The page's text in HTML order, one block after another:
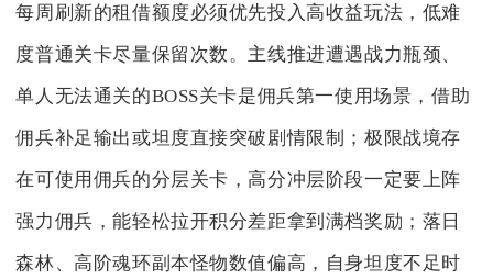
每周刷新的租借额度必须优先投入高收益玩法，低难
度普通关卡尽量保留次数。主线推进遭遇战力瓶颈、
单人无法通关的BOSS关卡是佣兵第一使用场景，借助
佣兵补足输出或坦度直接突破剧情限制；极限战境存
在可使用佣兵的分层关卡，高分冲层阶段一定要上阵
强力佣兵，能轻松拉开积分差距拿到满档奖励；落日
森林、高阶魂环副本怪物数值偏高，自身坦度不足时